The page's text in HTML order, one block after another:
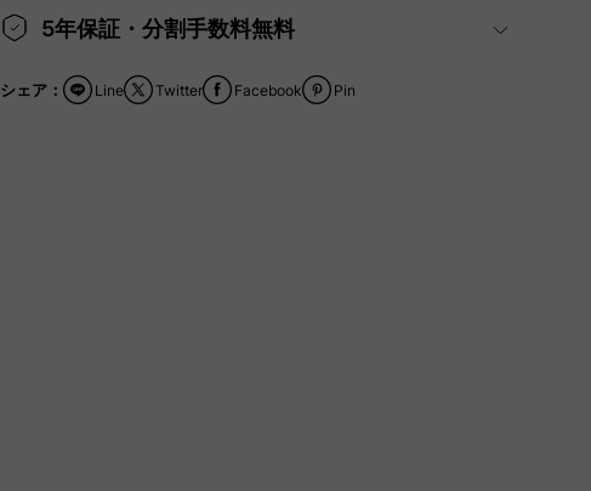
5年保証・分割手数料無料
シェア： Facebook
Twitter Pin
Line